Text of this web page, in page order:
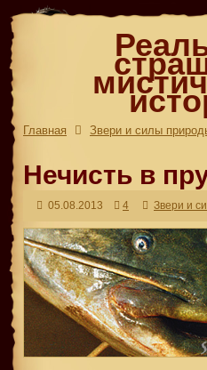
Главная Звери и силы
Нечисть в
05.08.2013 4 Звери и